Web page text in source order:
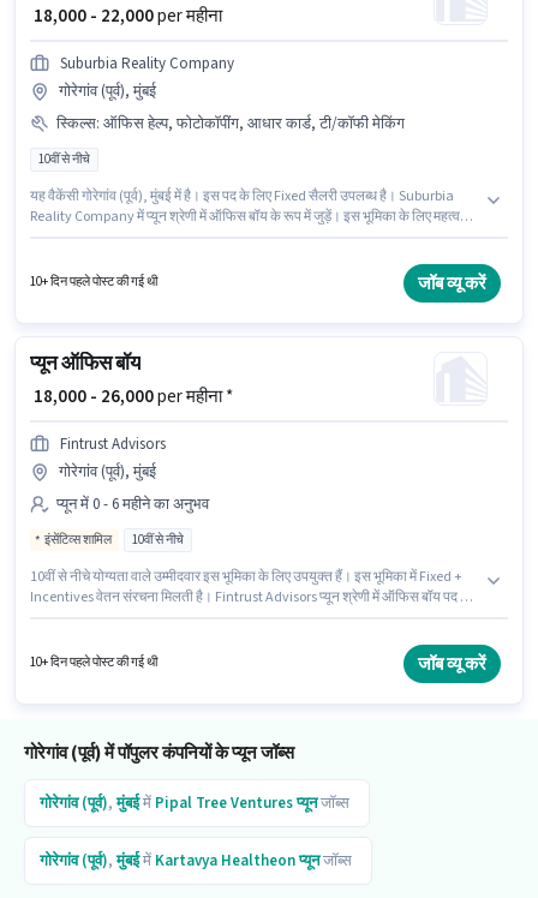
₹ 18,000 - 22,000per महीना
Suburbia Reality Company
गोरेगांव (पूर्व), मुंबई
स्किल्स: ऑफिस हेल्प, फोटोकॉपींग, आधार कार्ड, टी/कॉफी मेकिंग
10वीं से नीचे
यह वैकेंसी गोरेगांव (पूर्व), मुंबई में है। इस पद के लिए Fixed सैलरी उपलब्ध है। Suburbia
Reality Company में प्यून श्रेणी में ऑफिस बॉय के रूप में जुड़ें। इस भूमिका के लिए महत्वपूर्ण
10+ दिन पहले पोस्ट की गई थी जॉब व्यू करें
प्यून ऑफिस बॉय
₹ 18,000 - 26,000per महीना *
Fintrust Advisors
गोरेगांव (पूर्व), मुंबई
प्यून में 0 - 6 महीने का अनुभव
इंसेंटिव्स शामिल 10वीं से नीचे
10वीं से नीचे योग्यता वाले उम्मीदवार इस भूमिका के लिए उपयुक्त हैं। इस भूमिका में Fixed +
Incentives वेतन संरचना मिलती है। Fintrust Advisors प्यून श्रेणी में ऑफिस बॉय पद के
उपयुक्त है। आप प्रति माह ₹26000 तक कमा सकते हैं।
10+ दिन पहले पोस्ट की गई थी जॉब व्यू करें
गोरेगांव (पूर्व) में पॉपुलर कंपनियों के प्यून जॉब्स
गोरेगांव (पूर्व),मुंबईमें Pipal Tree Venturesप्यूनजॉब्स
गोरेगांव (पूर्व),मुंबईमें Kartavya Healtheonप्यूनजॉब्स